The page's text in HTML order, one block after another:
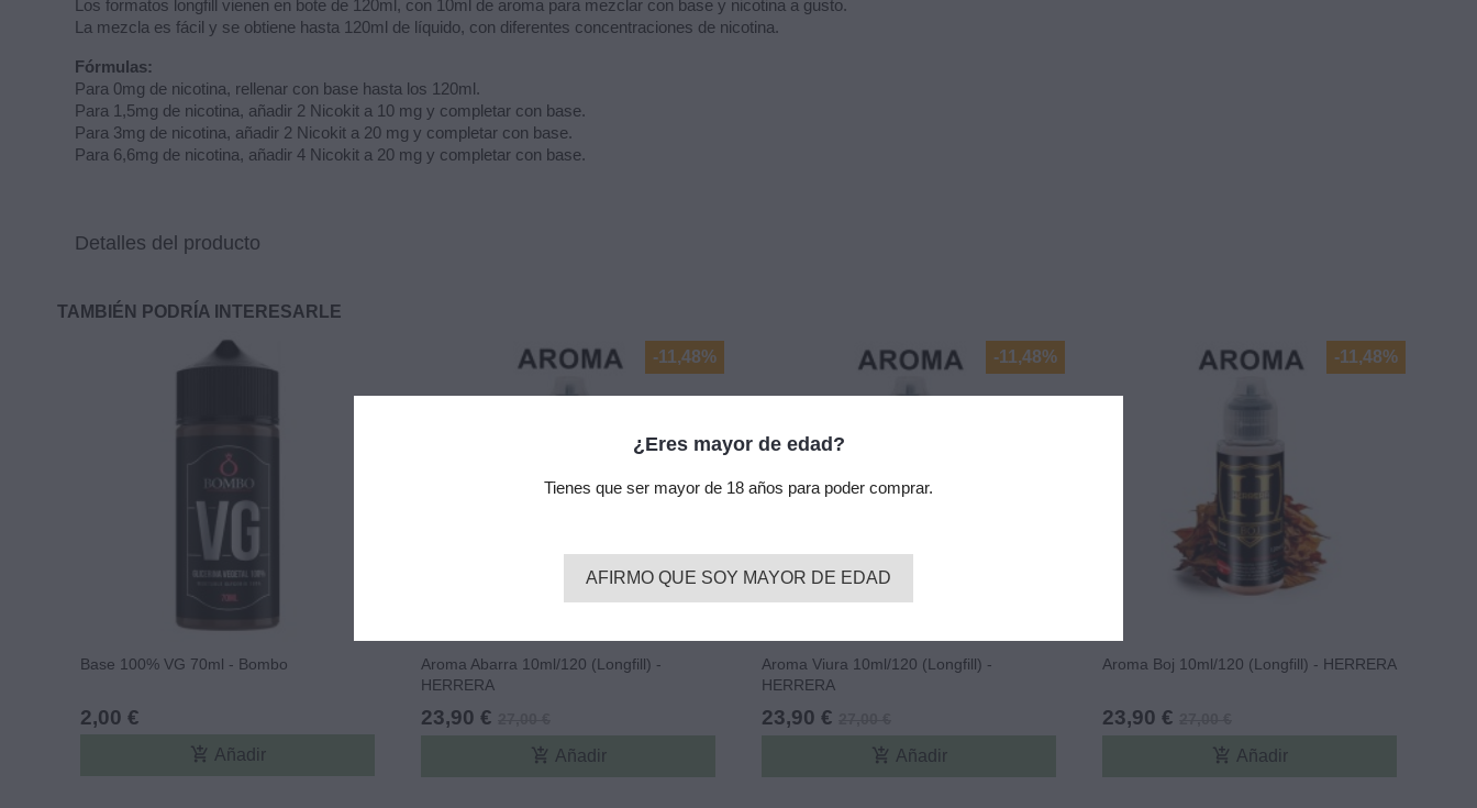
Los formatos longfill vienen en bote de 120ml, con 10ml de aroma para mezclar con base y nicotina a gusto.
La mezcla es fácil y se obtiene hasta 120ml de líquido, con diferentes concentraciones de nicotina.
Fórmulas:
Para 0mg de nicotina, rellenar con base hasta los 120ml.
Para 1,5mg de nicotina, añadir 2 Nicokit a 10 mg y completar con base.
Para 3mg de nicotina, añadir 2 Nicokit a 20 mg y completar con base.
Para 6,6mg de nicotina, añadir 4 Nicokit a 20 mg y completar con base.
Detalles del producto
TAMBIÉN PODRÍA INTERESARLE
Base 100% VG 70ml - Bombo
2,00 €
add_shopping_cart Añadir
Aroma Abarra 10ml/120 (Longfill) -
HERRERA
23,90 €
add_shopping_cart Añadir
-11,48%
Aroma Viura 10ml/120 (Longfill) -
HERRERA
23,90 €
add_shopping_cart Añadir
-11,48%
Aroma Boj 10ml/120 (Longfill) - HERRERA
23,90 €
add_shopping_cart Añadir
-11,48%
¿Eres mayor de edad?
Tienes que ser mayor de 18 años para poder comprar.
AFIRMO QUE SOY MAYOR DE EDAD